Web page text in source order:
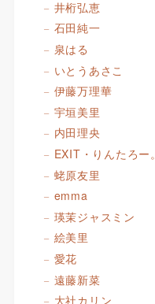
井桁弘恵
石田純一
泉はる
いとうあさこ
伊藤万理華
宇垣美里
内田理央
EXIT・りんたろー。
蛯原友里
emma
瑛茉ジャスミン
絵美里
愛花
遠藤新菜
大社カリン